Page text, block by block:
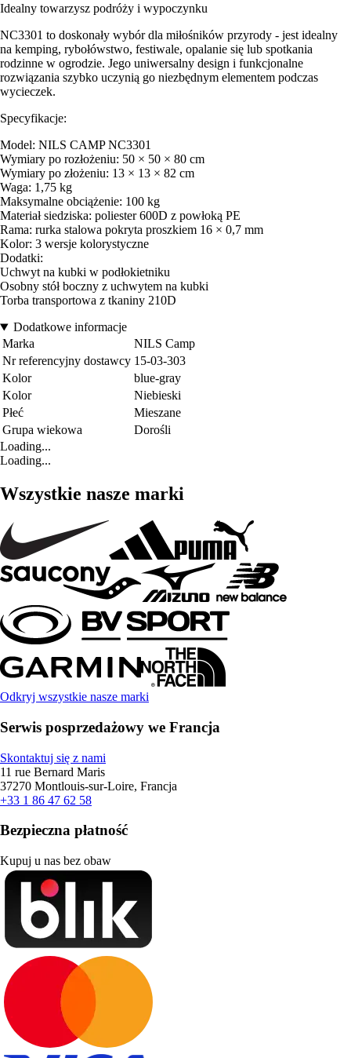
Idealny towarzysz podróży i wypoczynku
NC3301 to doskonały wybór dla miłośników przyrody - jest idealny
na kemping, rybołówstwo, festiwale, opalanie się lub spotkania
rodzinne w ogrodzie. Jego uniwersalny design i funkcjonalne
rozwiązania szybko uczynią go niezbędnym elementem podczas
wycieczek.
Specyfikacje:
Model: NILS CAMP NC3301
Wymiary po rozłożeniu: 50 × 50 × 80 cm
Wymiary po złożeniu: 13 × 13 × 82 cm
Waga: 1,75 kg
Maksymalne obciążenie: 100 kg
Materiał siedziska: poliester 600D z powłoką PE
Rama: rurka stalowa pokryta proszkiem 16 × 0,7 mm
Kolor: 3 wersje kolorystyczne
Dodatki:
Uchwyt na kubki w podłokietniku
Osobny stół boczny z uchwytem na kubki
Torba transportowa z tkaniny 210D
Dodatkowe informacje
Marka
NILS Camp
Nr referencyjny dostawcy 15-03-303
Kolor
blue-gray
Kolor
Niebieski
Płeć
Mieszane
Grupa wiekowa
Dorośli
Loading...
Loading...
Wszystkie nasze marki
Odkryj wszystkie nasze marki
Serwis posprzedażowy we Francja
Skontaktuj się z nami
11 rue Bernard Maris
37270 Montlouis-sur-Loire, Francja
+33 1 86 47 62 58
Bezpieczna płatność
Kupuj u nas bez obaw